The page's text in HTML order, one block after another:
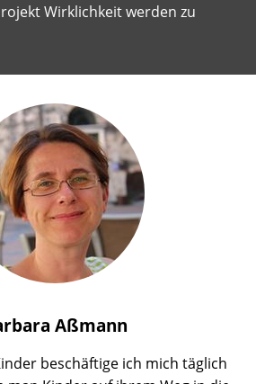
Wirklichkeit werden zu
Aßmann
beschäftige ich mich täglich